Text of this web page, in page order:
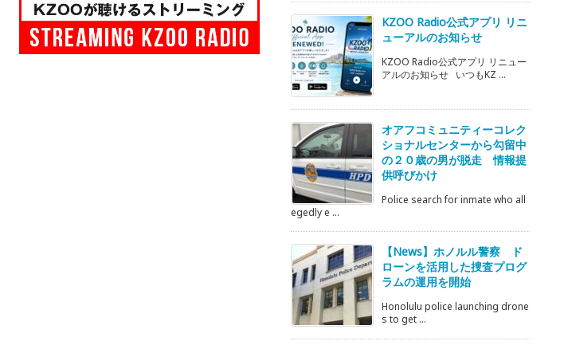
KZOO Radio公式アプリ リニ
ューアルのお知らせ
KZOO Radio公式アプリ リニュー
アルのお知らせ いつもKZ ...
オアフコミュニティーコレク
ショナルセンターから勾留中
の２０歳の男が脱走 情報提
供呼びかけ
Police search for inmate who all
egedly e ...
【News】ホノルル警察 ド
ローンを活用した捜査プログ
ラムの運用を開始
Honolulu police launching drone
s to get ...